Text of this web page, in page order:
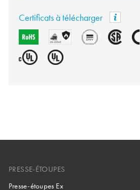
Certificats à télécharger
PRESSE-ÉTOUPES
Presse-étoupes Ex